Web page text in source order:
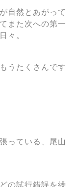
自然とあがって
また次への第一
々。
うたくさんです
っている、尾山
の試行錯誤を繰